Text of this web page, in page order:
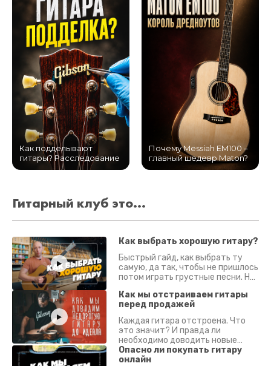
Как подделывают
гитары? Расследование
Почему Messiah EM100 –
главный шедевр Maton?
Гитарный клуб это...
Как выбрать хорошую гитару?
Быстрый гайд, как выбрать ту
самую, да так, чтобы не пришлось
потом играть грустные песни. На
Как мы отстраиваем гитары
перед продажей
Каждая гитара отстроена. Что
это значит? И правда ли
необходимо доводить новые
гитары? Если кратко - да.
Подробно - в видео :)
Опасно ли покупать гитару
онлайн